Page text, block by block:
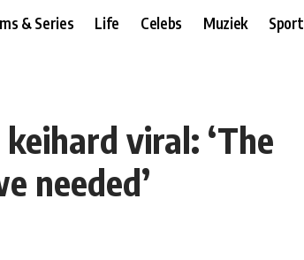
& Series Life Celebs Muziek Sport
viral: ‘The
needed’